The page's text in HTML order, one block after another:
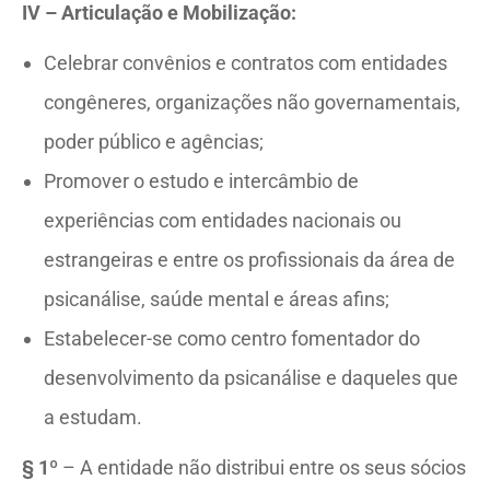
IV – Articulação e Mobilização:
Celebrar convênios e contratos com entidades
congêneres, organizações não governamentais,
poder público e agências;
Promover o estudo e intercâmbio de
experiências com entidades nacionais ou
estrangeiras e entre os profissionais da área de
psicanálise, saúde mental e áreas afins;
Estabelecer-se como centro fomentador do
desenvolvimento da psicanálise e daqueles que
a estudam.
§ 1º – A entidade não distribui entre os seus sócios